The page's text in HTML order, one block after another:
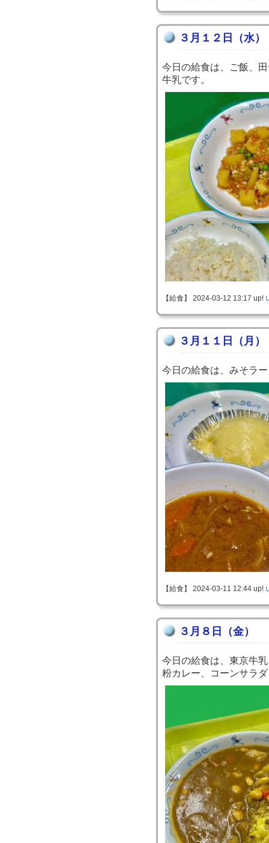
３月１２日（水）
今日の給食は、ご飯、
牛乳です。
【給食】 2024-03-12 13:17 up!
３月１１日（月）
今日の給食は、みそラ
【給食】 2024-03-11 12:44 up!
３月８日（金）
今日の給食は、東京牛
粉カレー、コーンサラ